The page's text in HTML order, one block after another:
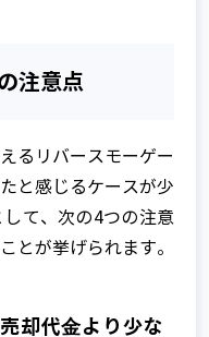
注意点
るリバースモーゲー
と感じるケースが少
て、次の4つの注意
とが挙げられます。
却代⾦より少な